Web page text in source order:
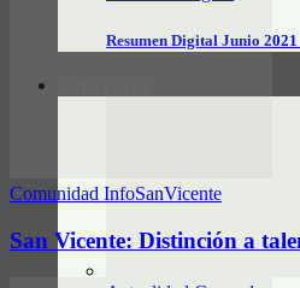
Resumen Digital Junio
Comunidad InfoSanVicente
San Vicente: Distinción a